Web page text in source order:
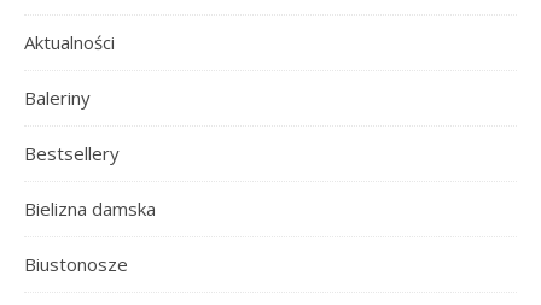
Aktualności
Baleriny
Bestsellery
Bielizna damska
Biustonosze